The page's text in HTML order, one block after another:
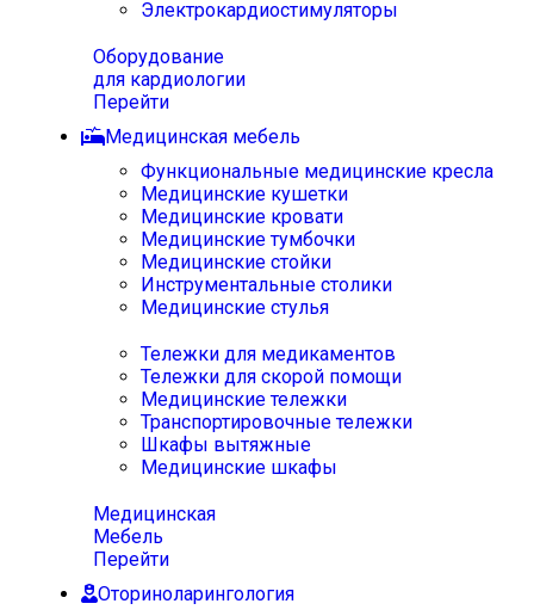
Электрокардиостимуляторы
Оборудование
для кардиологии
Перейти
Медицинская мебель
Функциональные медицинские кресла
Медицинские кушетки
Медицинские кровати
Медицинские тумбочки
Медицинские стойки
Инструментальные столики
Медицинские стулья
Тележки для медикаментов
Тележки для скорой помощи
Медицинские тележки
Транспортировочные тележки
Шкафы вытяжные
Медицинские шкафы
Медицинская
Мебель
Перейти
Оториноларингология